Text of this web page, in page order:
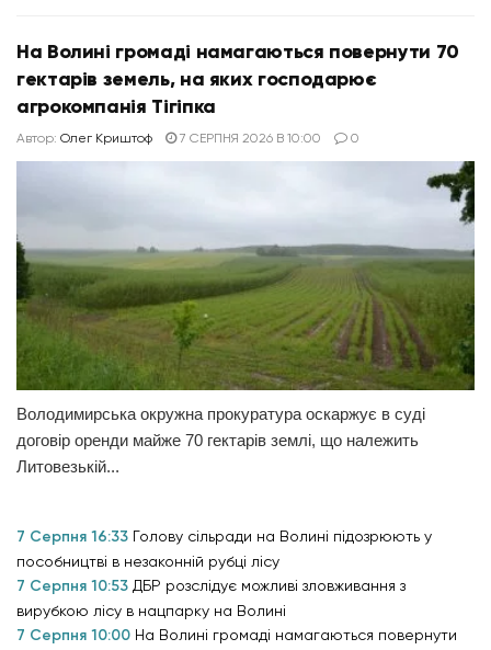
На Волині громаді намагаються повернути 70
гектарів земель, на яких господарює
агрокомпанія Тігіпка
Автор: Олег Криштоф 7 СЕРПНЯ 2026 В 10:00 0
Володимирська окружна прокуратура оскаржує в суді
договір оренди майже 70 гектарів землі, що належить
Литовезькій...
7 Серпня 16:33 Голову сільради на Волині підозрюють у
пособництві в незаконній рубці лісу
7 Серпня 10:53 ДБР розслідує можливі зловживання з
вирубкою лісу в нацпарку на Волині
7 Серпня 10:00 На Волині громаді намагаються повернути